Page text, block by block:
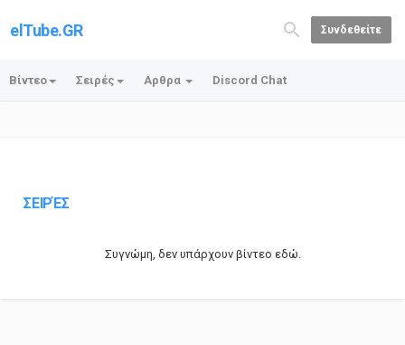
elTube.GR Συνδεθείτε
Βίντεο Σειρές Αρθρα Discord Chat
ΣΕΙΡΈΣ
Συγνώμη, δεν υπάρχουν βίντεο εδώ.